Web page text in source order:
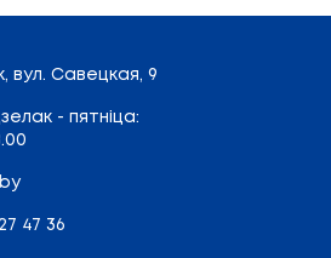
вул. Савецкая, 9
- пятніца:
47 36